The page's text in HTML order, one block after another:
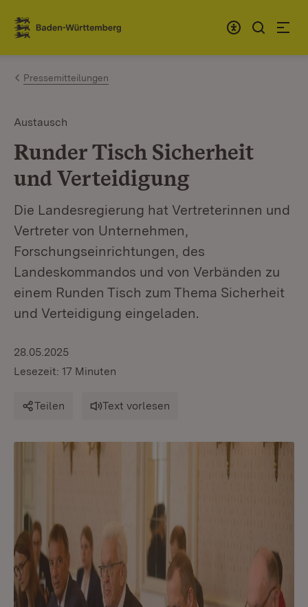
Zum Inhalt springen
Link zur Startseite
Pressemitteilungen
Austausch
Runder Tisch Sicherheit
und Verteidigung
Die Landesregierung hat Vertreterinnen und
Vertreter von Unternehmen,
Forschungseinrichtungen, des
Landeskommandos und von Verbänden zu
einem Runden Tisch zum Thema Sicherheit
und Verteidigung eingeladen.
28.05.2025
Lesezeit: 17 Minuten
Teilen Text vorlesen